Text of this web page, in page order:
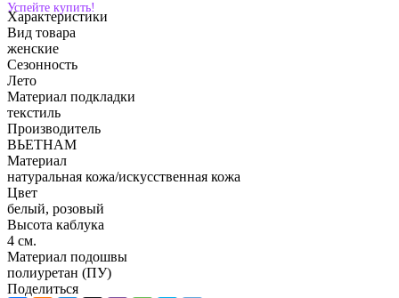
Успейте купить!
Характеристики
Вид товара
женские
Сезонность
Лето
Материал подкладки
текстиль
Производитель
ВЬЕТНАМ
Материал
натуральная кожа/искусственная кожа
Цвет
белый, розовый
Высота каблука
4 см.
Материал подошвы
полиуретан (ПУ)
Поделиться